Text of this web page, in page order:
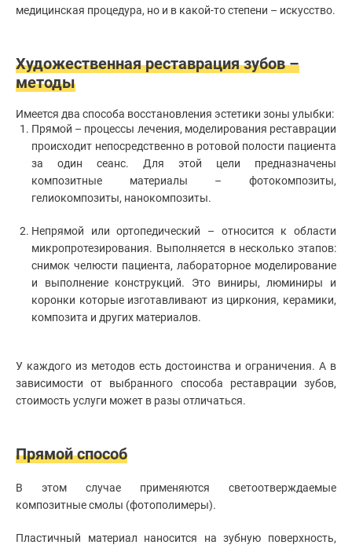
медицинская процедура, но и в какой-то степени – искусство.
Художественная реставрация зубов –
методы
Имеется два способа восстановления эстетики зоны улыбки:
Прямой – процессы лечения, моделирования реставрации
происходит непосредственно в ротовой полости пациента
за один сеанс. Для этой цели предназначены
композитные материалы – фотокомпозиты,
гелиокомпозиты, нанокомпозиты.
Непрямой или ортопедический – относится к области
микропротезирования. Выполняется в несколько этапов:
снимок челюсти пациента, лабораторное моделирование
и выполнение конструкций. Это виниры, люминиры и
коронки которые изготавливают из циркония, керамики,
композита и других материалов.
У каждого из методов есть достоинства и ограничения. А в
зависимости от выбранного способа реставрации зубов,
стоимость услуги может в разы отличаться.
Прямой способ
В этом случае применяются светоотверждаемые
композитные смолы (фотополимеры).
Пластичный материал наносится на зубную поверхность,